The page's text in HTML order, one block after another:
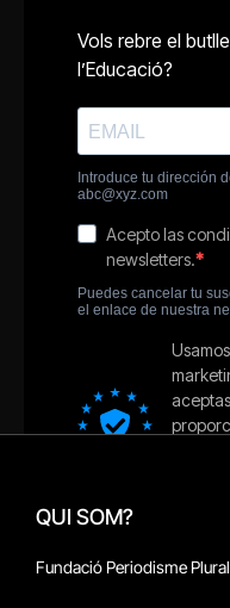
QUI SOM?
Fundació Periodisme Plural